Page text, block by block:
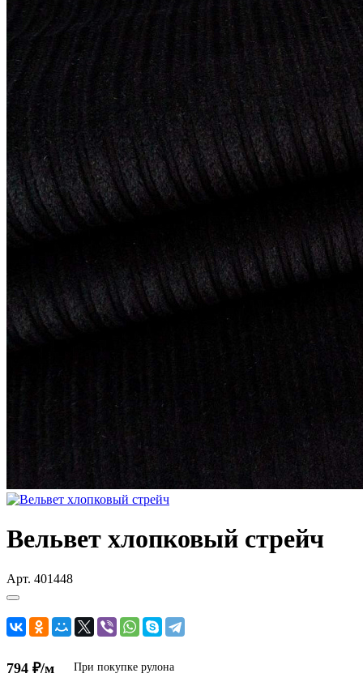
Вельвет хлопковый стрейч
Арт. 401448
794 ₽/м При покупке рулона